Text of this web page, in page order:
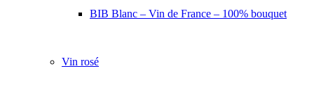
BIB Blanc – Vin de France – 100% bouquet
Vin rosé